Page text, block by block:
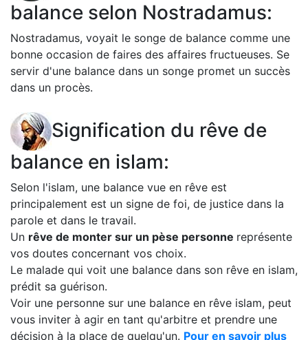
balance selon Nostradamus:
Nostradamus, voyait le songe de balance comme une
bonne occasion de faires des affaires fructueuses. Se
servir d'une balance dans un songe promet un succès
dans un procès.
Signification du rêve de
balance en islam:
Selon l'islam, une balance vue en rêve est
principalement est un signe de foi, de justice dans la
parole et dans le travail.
Un rêve de monter sur un pèse personne représente
vos doutes concernant vos choix.
Le malade qui voit une balance dans son rêve en islam,
prédit sa guérison.
Voir une personne sur une balance en rêve islam, peut
vous inviter à agir en tant qu'arbitre et prendre une
décision à la place de quelqu'un. Pour en savoir plus